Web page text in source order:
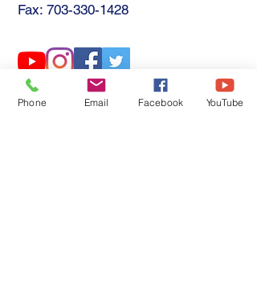
Find us
Fax: 703-330-1428
Phone Email Facebook YouTube